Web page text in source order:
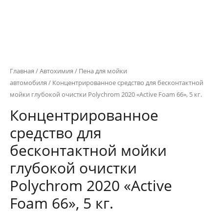
Главная /Автохимия / Пена для мойки
автомобиля / Концентрированное средство для бесконтактной
мойки глубокой очистки Polychrom 2020 «Active Foam 66», 5 кг.
Концентрированное
средство для
бесконтактной мойки
глубокой очистки
Polychrom 2020 «Active
Foam 66», 5 кг.